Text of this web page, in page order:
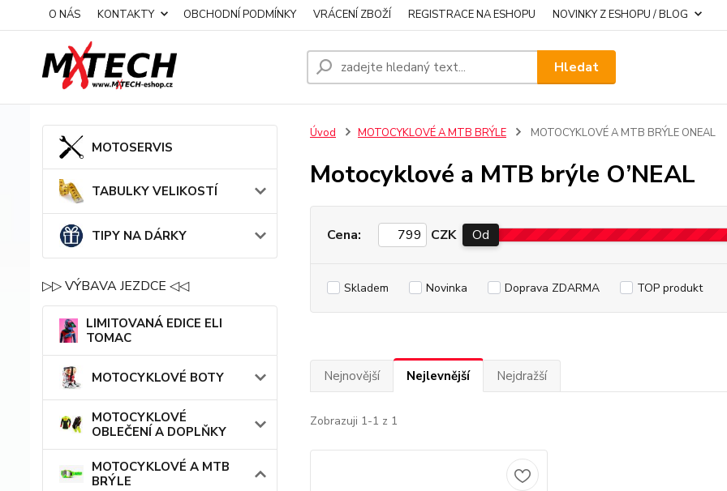
O NÁS KONTAKTY OBCHODNÍ PODMÍNKY VRÁCENÍ ZBOŽÍ REGISTRACE NA ESHOPU NOVINKY Z ESHOPU / BLOG
Hledat
MOTOSERVIS
TABULKY VELIKOSTÍ
TIPY NA DÁRKY
▷▷ VÝBAVA JEZDCE ◁◁
LIMITOVANÁ EDICE ELI
TOMAC
MOTOCYKLOVÉ BOTY
MOTOCYKLOVÉ
OBLEČENÍ A DOPLŇKY
MOTOCYKLOVÉ A MTB
BRÝLE
Úvod MOTOCYKLOVÉ A MTB BRÝLE MOTOCYKLOVÉ A MTB BRÝLE ONEAL
Motocyklové a MTB brýle O’NEAL
Cena: CZK Od
Skladem Novinka Doprava ZDARMA TOP produkt
Nejnovější Nejlevnější Nejdražší
Zobrazuji 1-1 z 1